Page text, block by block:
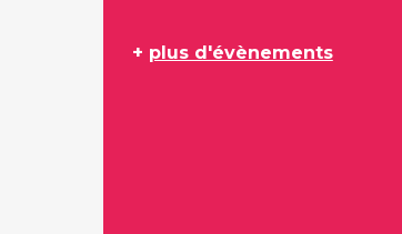
+ plus d'évènements